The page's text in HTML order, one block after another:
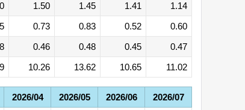
1.50 1.45 1.41
1.14
0.73 0.83 0.52
0.60
0.46 0.48 0.45
0.47
10.26 13.62 10.65 11.02
2026/04 2026/05 2026/06
2026/07